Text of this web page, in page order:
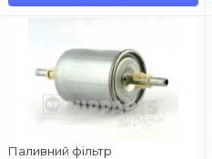
Паливний фільтр